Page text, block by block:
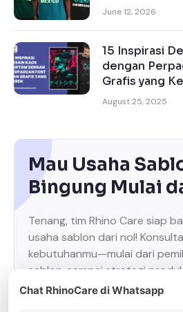
June 12, 2026
15 Inspirasi
dengan
Grafis yang
August 25, 2025
Mau Usaha
Bingung Mulai
Tenang, tim Rhino Care siap
usaha sablon dari nol!
kebutuhanmu—mulai dari
sablon, sampai strategi
Butuh panduan alat, info
Chat RhinoCare di Whatsapp